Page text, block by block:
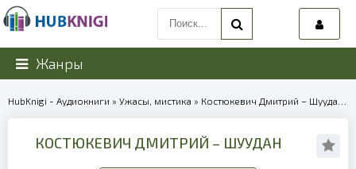
Жанры
HubKnigi - Аудиокниги » Ужасы, мистика » Костюкевич Дмитрий – Шуудан | 40271
КОСТЮКЕВИЧ ДМИТРИЙ – ШУУДАН